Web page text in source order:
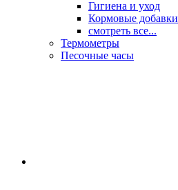
Гигиена и уход
Кормовые добавки
смотреть все...
Термометры
Песочные часы